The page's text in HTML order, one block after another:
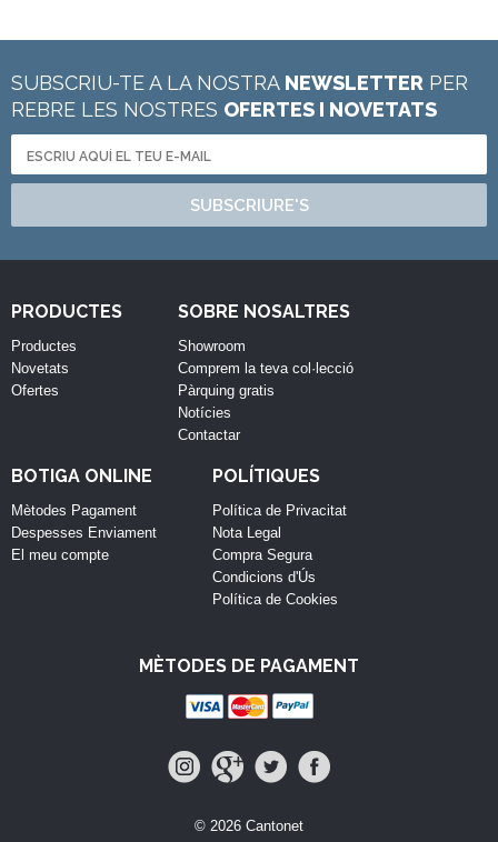
SUBSCRIU-TE A LA NOSTRA NEWSLETTER PER
REBRE LES NOSTRES OFERTES I NOVETATS
SUBSCRIURE'S
PRODUCTES
Productes
Novetats
Ofertes
SOBRE NOSALTRES
Showroom
Comprem la teva col·lecció
Pàrquing gratis
Notícies
Contactar
BOTIGA ONLINE
Mètodes Pagament
Despesses Enviament
El meu compte
POLÍTIQUES
Política de Privacitat
Nota Legal
Compra Segura
Condicions d'Ús
Política de Cookies
MÈTODES DE PAGAMENT
© 2026 Cantonet